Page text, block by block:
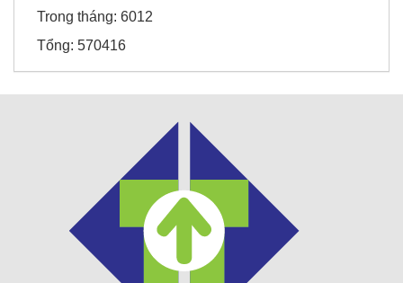
Thời trang Torano - Tô Vĩnh Diện
Khách sạn 5* FREESIA
Trong tháng: 6012
Tổng: 570416